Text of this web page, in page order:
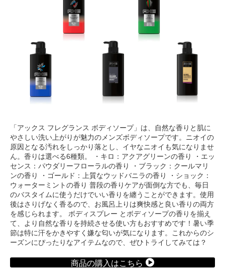
「アックス フレグランス ボディソープ」は、自然な香りと肌に
やさしい洗い上がりが魅力のメンズボディソープです。ニオイの
原因となる汚れをしっかり落とし、イヤなニオイも気になりませ
ん。香りは選べる6種類。 ・キロ：アクアグリーンの香り ・エッ
センス：パウダリーフローラルの香り ・ブラック：クールマリ
ンの香り ・ゴールド：上質なウッドバニラの香り ・ショック：
ウォーターミントの香り 普段の香りケアが面倒な方でも、毎日
のバスタイムに使うだけでいい香りを纏うことができます。使用
後はさりげなく香るので、お風呂上りは爽快感と良い香りの両方
を感じられます。 ボディスプレー とボディソープの香りを揃え
て、より自然な香りを持続させる使い方もおすすめです！暑い季
節は特に汗をかきやすく嫌な匂いが気になります。これからのシ
ーズンにぴったりなアイテムなので、ぜひトライしてみては？
商品の購入はこちら